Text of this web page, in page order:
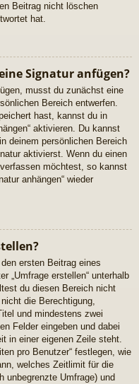
Beitrag nicht löschen
hat.
Signatur anfügen?
musst du zunächst eine
Bereich entwerfen.
hast, kannst du in
aktivieren. Du kannst
deinem persönlichen Bereich
aktivierst. Wenn du einen
möchtest, so kannst
anhängen“ wieder
ersten Beitrag eines
„Umfrage erstellen“ unterhalb
du diesen Bereich nicht
die Berechtigung,
und mindestens zwei
Felder eingeben und dabei
in einer eigenen Zeile steht.
pro Benutzer“ festlegen, wie
welches Zeitlimit für die
unbegrenzte Umfrage) und